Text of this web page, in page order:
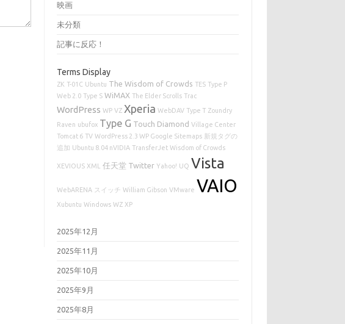
映画
未分類
記事に反応！
Terms Display
ZK T-01C Ubuntu The Wisdom of Crowds TES Type P
Web 2.0 Type S WiMAX The Elder Scrolls Trac
WordPress WP VZ Xperia WebDAV Type T Zoundry
Raven ubufox Type G Touch Diamond Village Center
Tomcat 6 TV WordPress 2.3 WP Google Sitemaps 新規タグの
追加 Ubuntu 8.04 nVIDIA TransferJet Wisdom of Crowds
XEVIOUS XML 任天堂 Twitter Yahoo! UQ Vista
WebARENA スイッチ William Gibson VMware VAIO
Xubuntu Windows WZ XP
2025年12月
2025年11月
2025年10月
2025年9月
2025年8月